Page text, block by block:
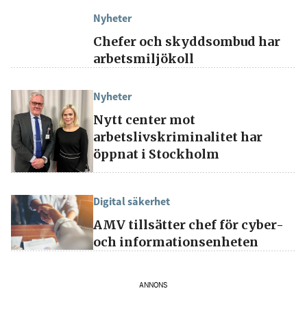
Nyheter
Chefer och skyddsombud har
arbetsmiljökoll
Nyheter
Nytt center mot
arbetslivskriminalitet har
öppnat i Stockholm
Digital säkerhet
AMV tillsätter chef för cyber-
och informationsenheten
ANNONS